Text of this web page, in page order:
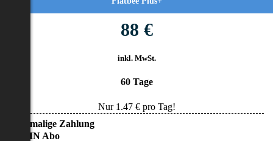
88 €
inkl. MwSt.
60 Tage
Nur 1.47€ pro Tag!
• Einmalige Zahlung
• KEIN Abo